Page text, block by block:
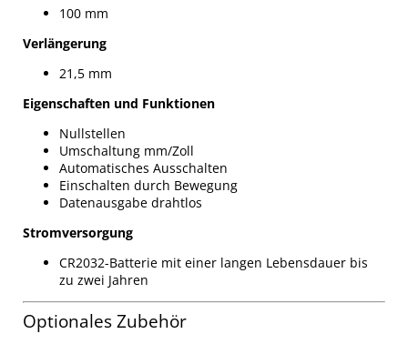
100 mm
Verlängerung
21,5 mm
Eigenschaften und Funktionen
Nullstellen
Umschaltung mm/Zoll
Automatisches Ausschalten
Einschalten durch Bewegung
Datenausgabe drahtlos
Stromversorgung
CR2032-Batterie mit einer langen Lebensdauer bis
zu zwei Jahren
Optionales Zubehör